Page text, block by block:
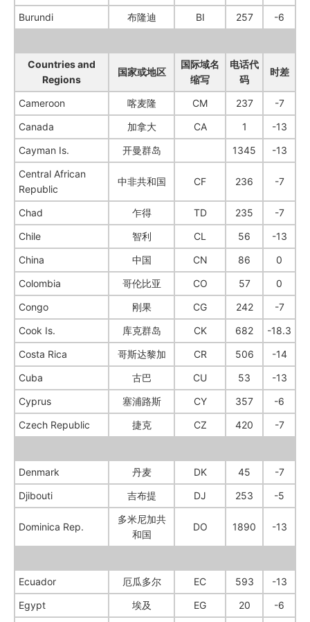
Burundi
布隆迪 BI 257 -6
Countries and
Regions
国家或地区
国际域名
缩写
电话代
码
时差
Cameroon 喀麦隆 CM 237
-7
Canada
加拿大 CA 1
-13
Cayman Is.
开曼群岛 1345
-13
Central African
Republic
中非共和国 CF 236 -7
Chad 乍得 TD 235
-7
Chile
智利 CL 56
-13
China
中国 CN 86
0
Colombia
哥伦比亚 CO 57
0
Congo
刚果 CG 242
-7
Cook Is.
库克群岛 CK 682
-18.3
Costa Rica
哥斯达黎加 CR 506
-14
Cuba
古巴 CU 53
-13
Cyprus
塞浦路斯 CY 357
-6
Czech Republic
捷克 CZ 420 -7
Denmark 丹麦 DK 45
-7
Djibouti
吉布提 DJ 253 -5
Dominica Rep.
多米尼加共
和国
DO 1890 -13
Ecuador 厄瓜多尔 EC 593
-13
Egypt
埃及 EG 20
-6